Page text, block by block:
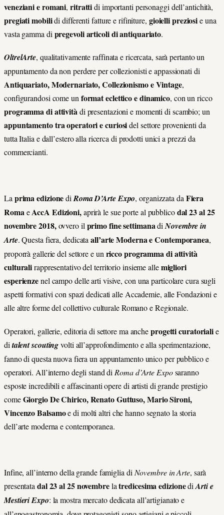
veneziani e romani,ritrattidi importanti personaggi dell’antichità,
pregiati mobilidi differenti fatture e rifiniture, gioielli preziosie una
vasta gamma di pregevoli articoli di antiquariato.
OltrelArte, qualitativamente raffinata e ricercata, sarà pertanto un
appuntamento da non perdere per collezionisti e appassionati di
Antiquariato, Modernariato, Collezionismo e Vintage,
configurandosi come un format eclettico e dinamico, con un ricco
programma di attivitàdi presentazioni e momenti di scambio; un
appuntamento tra operatori e curiosidel settore provenienti da
tutta Italia e dall’estero alla ricerca di prodotti unici a prezzi da
commercianti.
Laprima edizionediRoma D’Arte Expo, organizzata daFiera
RomaeAccA Edizioni,aprirà le sue porte al pubblicodal 23 al 25
novembre 2018,ovvero ilprimo fine settimanadiNovembre in
Arte. Questa fiera, dedicataall’arte Moderna e Contemporanea,
proporrà gallerie del settore e unricco programma di attività
culturalirappresentativo del territorio insieme allemigliori
esperienzenel campo delle arti visive, con una particolare cura sugli
aspetti formativi con spazi dedicati alle Accademie, alle Fondazioni e
alle altre forme del collettivo culturale Romano e Regionale.
Operatori, gallerie, editoria di settore ma ancheprogetti curatorialie
ditalent scoutingvolti all’approfondimento e alla sperimentazione,
fanno di questa nuova fiera un appuntamento unico per pubblico e
operatori. All’interno degli stand di Roma d’Arte Exposaranno
esposte incredibili e affascinanti opere di artisti di grande prestigio
comeGiorgio De Chirico, Renato Guttuso, Mario Sironi,
Vincenzo Balsamoe di molti altri che hanno segnato la storia
dell’arte moderna e contemporanea.
Infine, all’interno della grande famiglia di Novembre in Arte, sarà
presentata dal 23 al 25 novembrelatredicesima edizionediArti e
Mestieri Expo: la mostra mercato dedicata all’artigianato e